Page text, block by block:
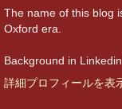
The name of this blog
Oxford era.
Background in
詳細プロフィールを表